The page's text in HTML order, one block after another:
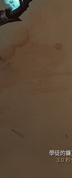
學徒的鐮
3.0 秒